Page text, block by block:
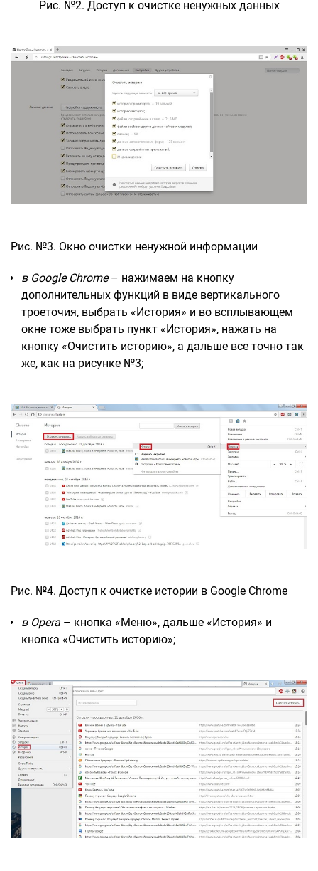
Рис. №2. Доступ к очистке ненужных данных
Рис. №3. Окно очистки ненужной информации
в Google Chrome– нажимаем на кнопку
дополнительных функций в виде вертикального
троеточия, выбрать «История» и во всплывающем
окне тоже выбрать пункт «История», нажать на
кнопку «Очистить историю», а дальше все точно так
же, как на рисунке №3;
Рис. №4. Доступ к очистке истории в Google Chrome
в Opera – кнопка «Меню», дальше «История» и
кнопка «Очистить историю»;